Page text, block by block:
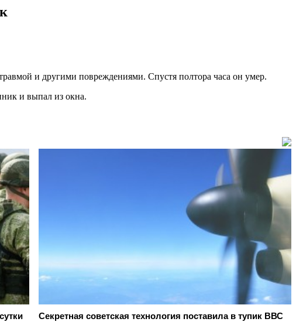
и другими повреждениями. Спустя полтора часа он умер.
и выпал из окна.
Секретная советская технология поставила в тупик ВВС